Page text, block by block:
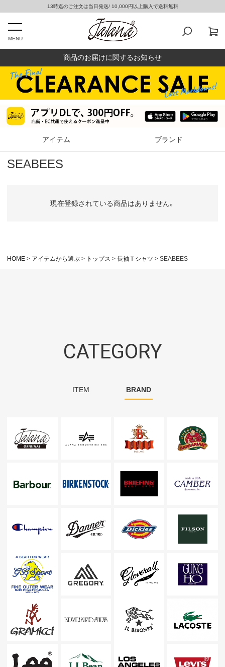
13時迄のご注文は当日発送/ 10,000円以上購入で送料無料
MENU
商品のお届けに関するお知らせ
アイテム ブランド
SEABEES
現在登録されている商品はありません。
HOME アイテムから選ぶ トップス 長袖Ｔシャツ SEABEES
CATEGORY
ITEM BRAND